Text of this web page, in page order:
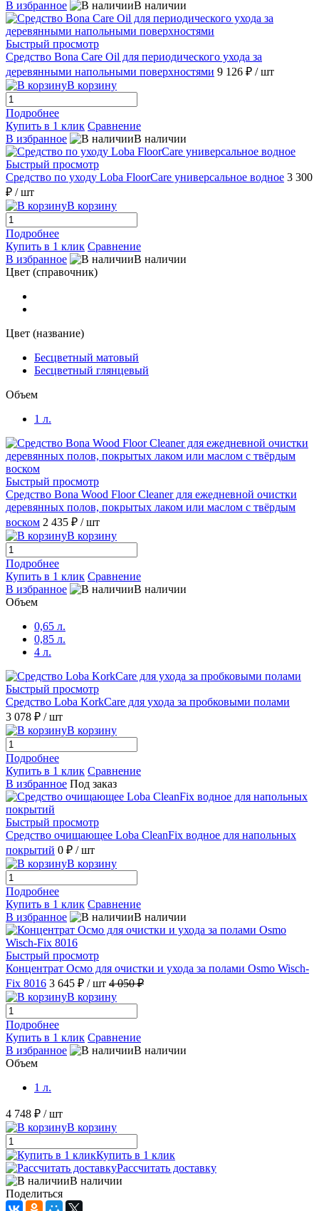
В избранное В наличии
Быстрый просмотр
Средство Bona Care Oil для периодического ухода за
деревянными напольными поверхностями 9 126 ₽ / шт
В корзину
Подробнее
Купить в 1 клик Сравнение
В избранное
В наличии
Быстрый просмотр
Средство по уходу Loba FloorCare универсальное водное 3 300
₽ / шт
В корзину
Подробнее
Купить в 1 клик Сравнение
В избранное
В наличии
Цвет (справочник)
Цвет (название)
Бесцветный матовый
Бесцветный глянцевый
Объем
1 л.
Быстрый просмотр
Средство Bona Wood Floor Cleaner для ежедневной очистки
деревянных полов, покрытых лаком или маслом с твёрдым
воском 2 435 ₽ / шт
В корзину
Подробнее
Купить в 1 клик Сравнение
В избранное
В наличии
Объем
0,65 л.
0,85 л.
4 л.
Быстрый просмотр
Средство Loba KorkCare для ухода за пробковыми полами
3 078 ₽ / шт
В корзину
Подробнее
Купить в 1 клик Сравнение
В избранное Под заказ
Быстрый просмотр
Средство очищающее Loba CleanFix водное для напольных
покрытий 0 ₽ / шт
В корзину
Подробнее
Купить в 1 клик Сравнение
В избранное
В наличии
Быстрый просмотр
Концентрат Осмо для очистки и ухода за полами Osmo Wisch-
Fix 8016 3 645 ₽ / шт 4 050 ₽
В корзину
Подробнее
Купить в 1 клик Сравнение
В избранное
В наличии
Объем
1 л.
4 748 ₽ / шт
В корзину
Купить в 1 клик
Рассчитать доставку
В наличии
Поделиться